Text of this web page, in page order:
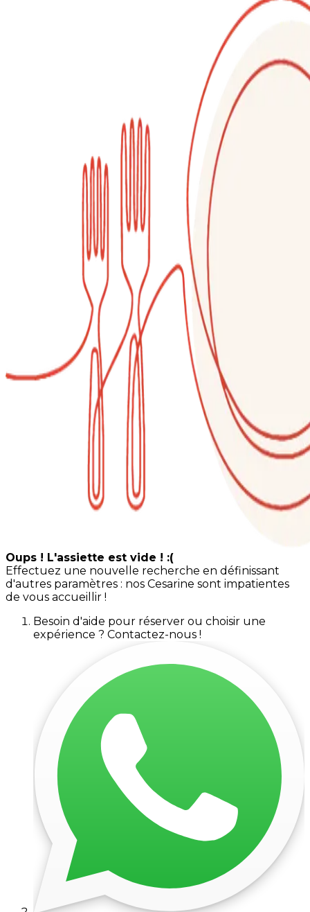
Oups ! L'assiette est vide ! :(
Effectuez une nouvelle recherche en définissant
d'autres paramètres : nos Cesarine sont impatientes
de vous accueillir !
Besoin d'aide pour réserver ou choisir une
expérience ? Contactez-nous !